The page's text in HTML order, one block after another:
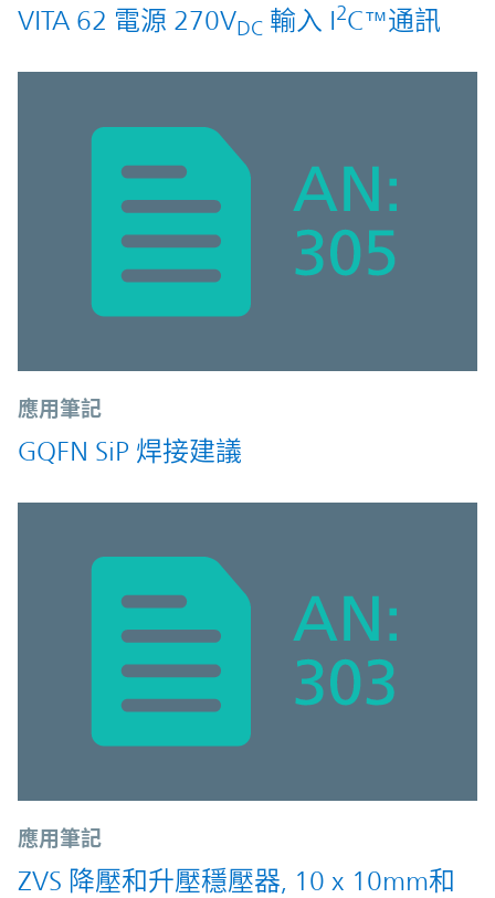
VITA 62 電源 270VDC 輸入 I2C™通訊
應用筆記
GQFN SiP 焊接建議
應用筆記
ZVS 降壓和升壓穩壓器, 10 x 10mm和